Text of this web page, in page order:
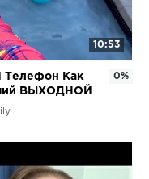
10:53
Телефон Как
ВЫХОДНОЙ
0%